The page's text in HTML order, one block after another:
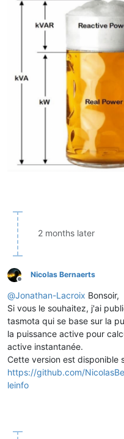
2 months later
Offline
Nicolas Bernaerts
@Jonathan-Lacroix Bonsoir,
Si vous le souhaitez, j'ai
tasmota qui se base sur la
la puissance active pour
active instantanée.
Cette version est disponible
https://github.com/
leinfo